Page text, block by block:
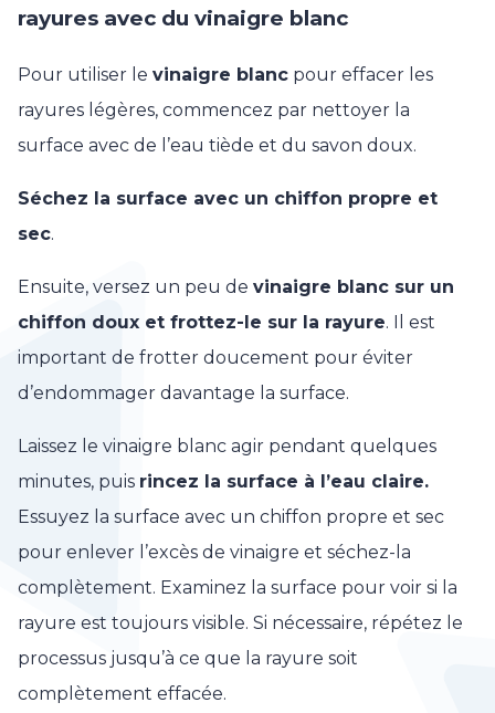
rayures avec du vinaigre blanc
Pour utiliser le vinaigre blanc pour effacer les
rayures légères, commencez par nettoyer la
surface avec de l’eau tiède et du savon doux.
Séchez la surface avec un chiffon propre et
sec.
Ensuite, versez un peu de vinaigre blanc sur un
chiffon doux et frottez-le sur la rayure. Il est
important de frotter doucement pour éviter
d’endommager davantage la surface.
Laissez le vinaigre blanc agir pendant quelques
minutes, puis rincez la surface à l’eau claire.
Essuyez la surface avec un chiffon propre et sec
pour enlever l’excès de vinaigre et séchez-la
complètement. Examinez la surface pour voir si la
rayure est toujours visible. Si nécessaire, répétez le
processus jusqu’à ce que la rayure soit
complètement effacée.